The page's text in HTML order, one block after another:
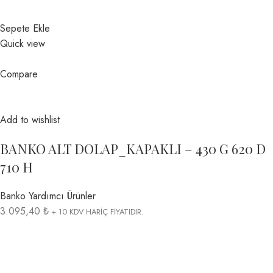
Sepete Ekle
Quick view
Compare
Add to wishlist
BANKO ALT DOLAP_KAPAKLI – 430 G 620 D
710 H
Banko Yardımcı Ürünler
3.095,40 ₺ + 10 KDV HARİÇ FİYATIDIR.